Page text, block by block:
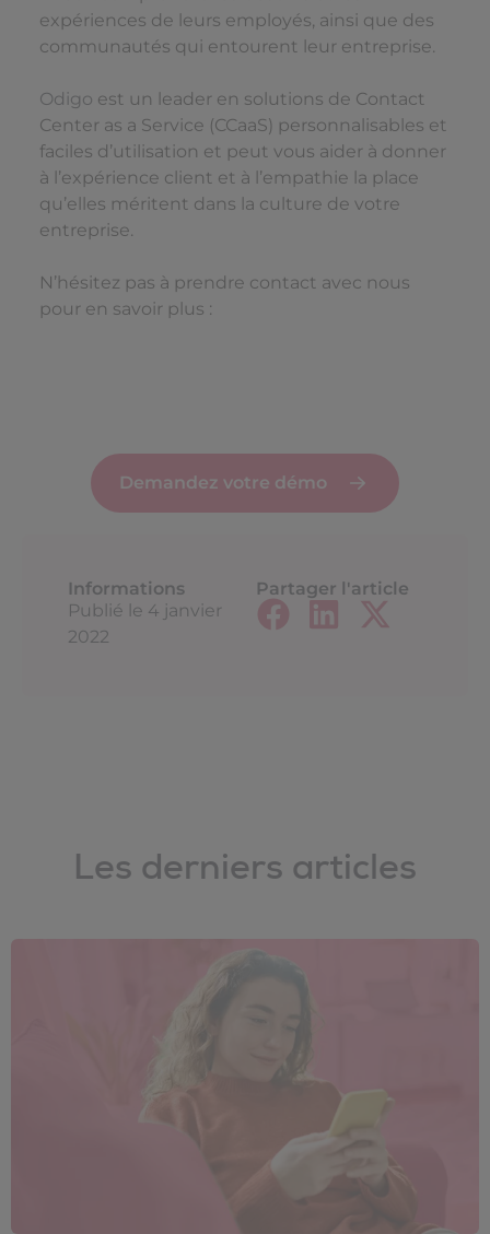
expériences de leurs employés, ainsi que des
communautés qui entourent leur entreprise.
Odigo est un leader en solutions de Contact
Center as a Service (CCaaS) personnalisables et
faciles d’utilisation et peut vous aider à donner
à l’expérience client et à l’empathie la place
qu’elles méritent dans la culture de votre
entreprise.
N’hésitez pas à prendre contact avec nous
pour en savoir plus :
Demandez votre démo
Informations
Publié le 4 janvier
2022
Partager l'article
Les derniers articles